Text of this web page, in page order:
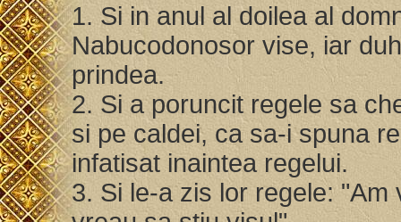
1. Si in anul al doilea al
Nabucodonosor vise, iar
prindea.
2. Si a poruncit regele sa
si pe caldei, ca sa-i spuna
infatisat inaintea regelui.
3. Si le-a zis lor regele: